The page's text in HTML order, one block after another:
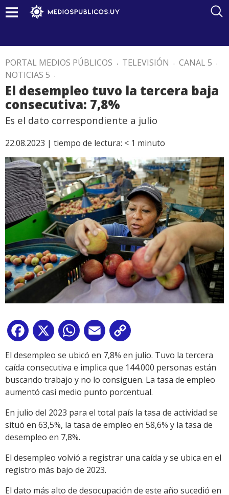
PORTAL MEDIOS PÚBLICOS . TELEVISIÓN . CANAL 5 .
NOTICIAS 5 .
El desempleo tuvo la tercera baja
consecutiva: 7,8%
Es el dato correspondiente a julio
22.08.2023 | tiempo de lectura: < 1 minuto
Facebook
X WhatsApp
Email
Link
El desempleo se ubicó en 7,8% en julio. Tuvo la tercera
caída consecutiva e implica que 144.000 personas están
buscando trabajo y no lo consiguen. La tasa de empleo
aumentó casi medio punto porcentual.
En julio del 2023 para el total país la tasa de actividad se
situó en 63,5%, la tasa de empleo en 58,6% y la tasa de
desempleo en 7,8%.
El desempleo volvió a registrar una caída y se ubica en el
registro más bajo de 2023.
El dato más alto de desocupación de este año sucedió en